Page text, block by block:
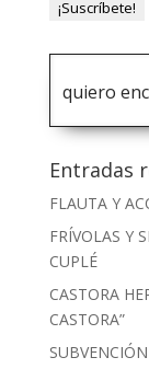
Entradas
FLAUTA Y
FRÍVOLAS Y
CUPLÉ
CASTORA
CASTORA”